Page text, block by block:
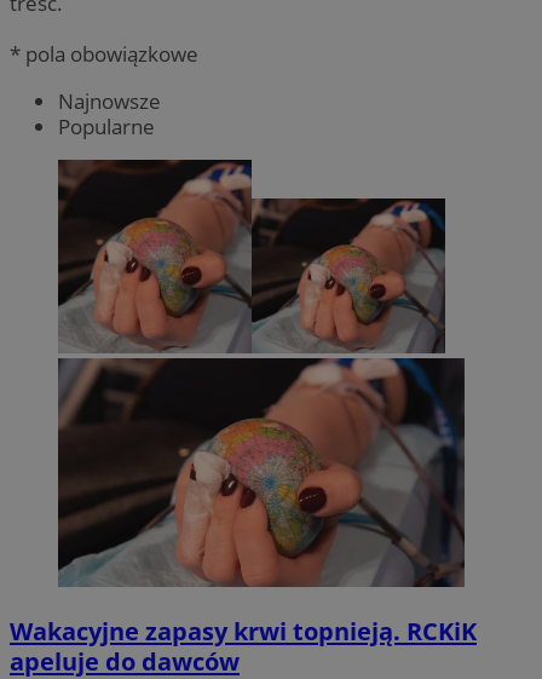
* pola obowiązkowe
Najnowsze
Popularne
Wakacyjne zapasy krwi topnieją. RCKiK
apeluje do dawców